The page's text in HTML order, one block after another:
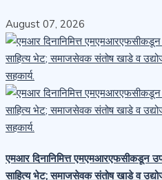
August 07, 2026
एमआर दिनानिमित्त एमएमआरएफसीकडून
साहित्य भेट; समाजसेवक संतोष खाडे व